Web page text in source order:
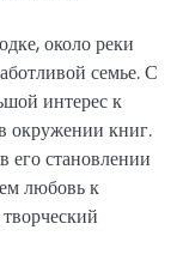
около реки
семье. С
интерес к
окружении книг.
его становлении
любовь к